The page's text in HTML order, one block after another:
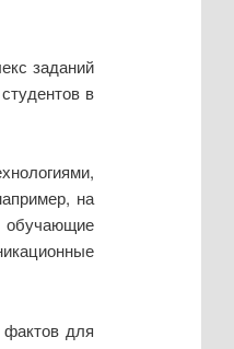
заданий
в
на
обучающие
для